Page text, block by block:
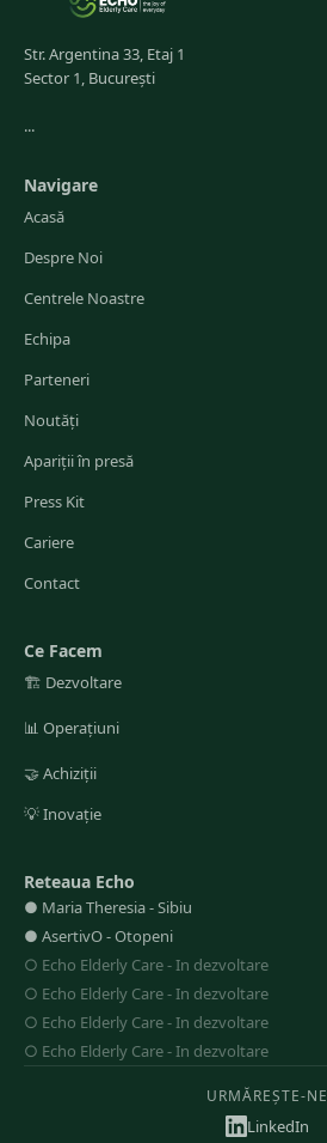
Str. Argentina 33, Etaj 1
Sector 1, București
...
Navigare
Acasă
Despre Noi
Centrele Noastre
Echipa
Parteneri
Noutăți
Apariții în presă
Press Kit
Cariere
Contact
Ce Facem
🏗️ Dezvoltare
📊 Operațiuni
🤝 Achiziții
💡Inovație
Reteaua Echo
● Maria Theresia-Sibiu
● AsertivO-Otopeni
○ Echo Elderly Care-In dezvoltare
○ Echo Elderly Care-In dezvoltare
○ Echo Elderly Care-In dezvoltare
○ Echo Elderly Care-In dezvoltare
URMĂREȘTE-NE
LinkedIn